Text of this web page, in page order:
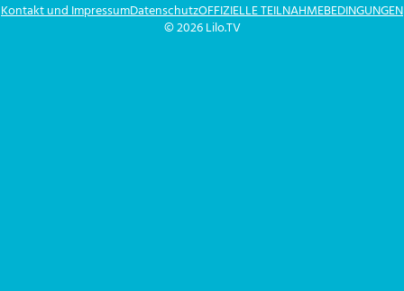
© 2026 Lilo.TV
Kontakt und ImpressumDatenschutzOFFIZIELLE TEILNAHMEBEDINGUNGEN